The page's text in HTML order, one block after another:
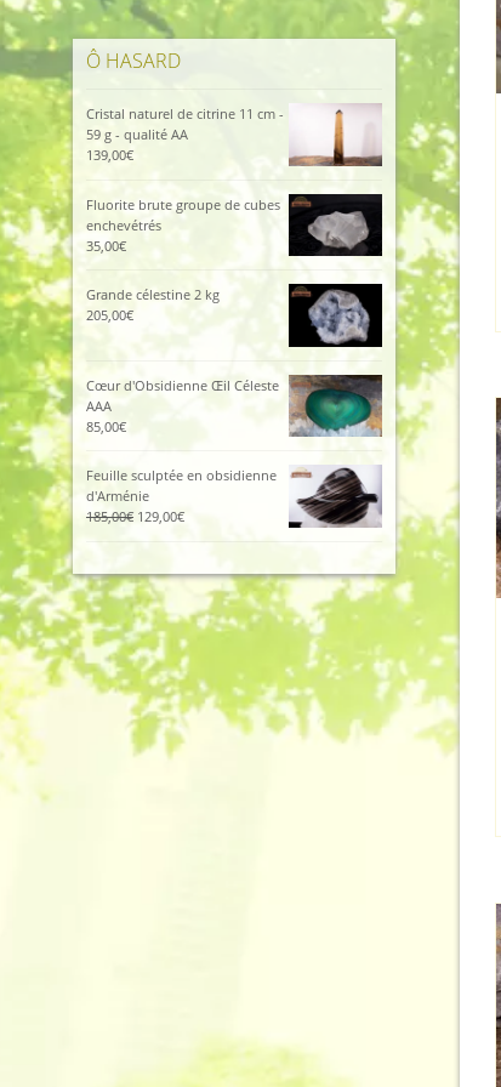
Ô HASARD
Cristal naturel de citrine 11 cm -
59 g - qualité AA
139,00€
Fluorite brute groupe de cubes
enchevétrés
35,00€
Grande célestine 2 kg
205,00€
Cœur d'Obsidienne Œil Céleste
AAA
85,00€
Feuille sculptée en obsidienne
d'Arménie
185,00€ Le
était :
185,00€.
129,00€Le
est :
129,00€.